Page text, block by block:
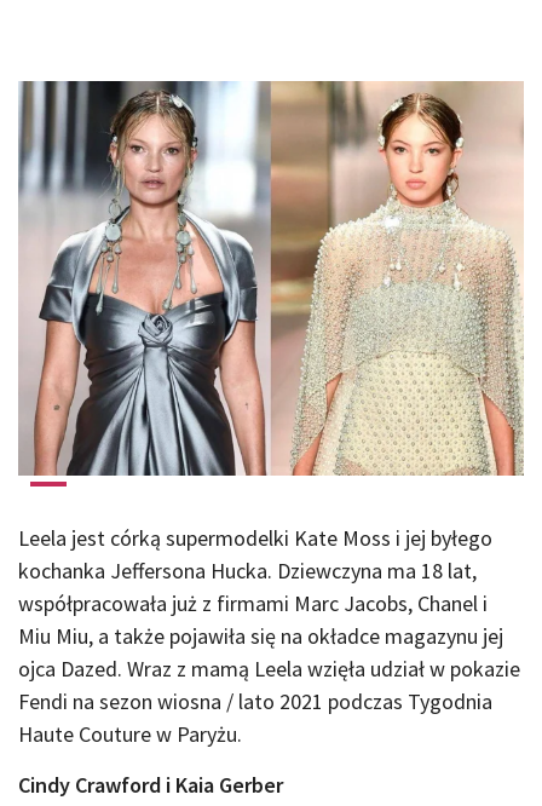
Leela jest córką supermodelki Kate Moss i jej byłego
kochanka Jeffersona Hucka. Dziewczyna ma 18 lat,
współpracowała już z firmami Marc Jacobs, Chanel i
Miu Miu, a także pojawiła się na okładce magazynu jej
ojca Dazed. Wraz z mamą Leela wzięła udział w pokazie
Fendi na sezon wiosna / lato 2021 podczas Tygodnia
Haute Couture w Paryżu.
Cindy Crawford i Kaia Gerber